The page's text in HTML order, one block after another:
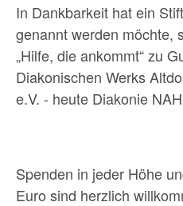
In Dankbarkeit hat ein
genannt werden möchte,
„Hilfe, die ankommt“ zu
Diakonischen Werks
e.V. - heute Diakonie
Spenden in jeder Höhe
Euro sind herzlich